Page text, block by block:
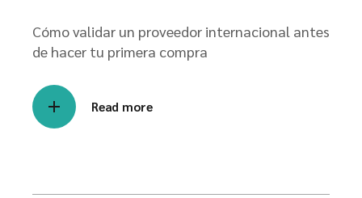
Cómo validar un proveedor internacional antes
de hacer tu primera compra
Read more